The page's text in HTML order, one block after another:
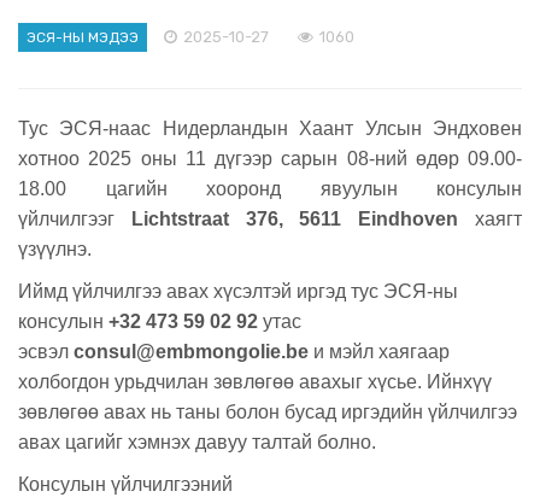
ЭСЯ-НЫ МЭДЭЭ 2025-10-27 1060
Тус ЭСЯ-наас Нидерландын Хаант Улсын Эндховен
хотноо 2025 оны 11 дүгээр сарын 08-ний өдөр 09.00-
18.00 цагийн хооронд явуулын консулын
үйлчилгээг
Lichtstraat 376, 5611 Eindhoven хаягт
үзүүлнэ.
Иймд үйлчилгээ авах хүсэлтэй иргэд тус ЭСЯ-ны
консулын +32 473 59 02 92 утас
эсвэл consul@embmongolie.be и мэйл хаягаар
холбогдон урьдчилан зөвлөгөө авахыг хүсье. Ийнхүү
зөвлөгөө авах нь таны болон бусад иргэдийн үйлчилгээ
авах цагийг хэмнэх давуу талтай болно.
Консулын үйлчилгээний